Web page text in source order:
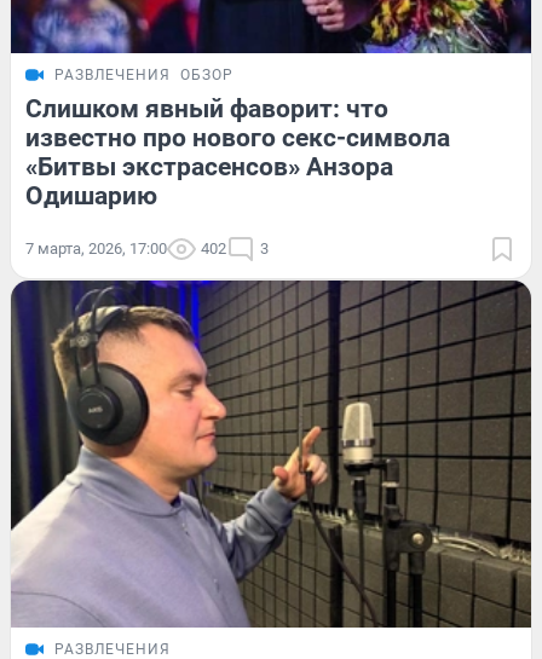
РАЗВЛЕЧЕНИЯ ОБЗОР
Слишком явный фаворит: что
известно про нового секс-символа
«Битвы экстрасенсов» Анзора
Одишарию
7 марта, 2026, 17:00 402 3
РАЗВЛЕЧЕНИЯ